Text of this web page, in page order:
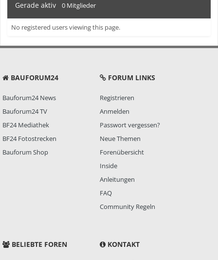
Gerade aktiv 0 Mitglieder
No registered users viewing this page.
BAUFORUM24
Bauforum24 News
Bauforum24 TV
BF24 Mediathek
BF24 Fotostrecken
Bauforum Shop
FORUM LINKS
Registrieren
Anmelden
Passwort vergessen?
Neue Themen
Forenübersicht
Inside
Anleitungen
FAQ
Community Regeln
BELIEBTE FOREN KONTAKT